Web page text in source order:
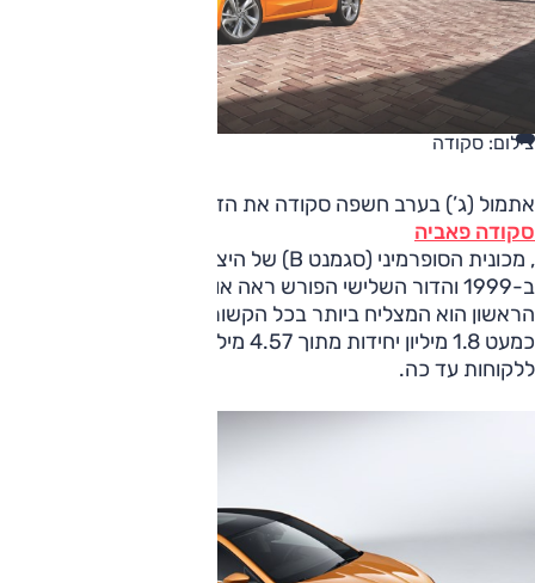
צילום: סקודה
אתמול (ג’) בערב חשפה סקודה את הדור הרביעי של
סקודה פאביה
, מכונית הסופרמיני (סגמנט B) של היצרנית. פאביה הושקה
הראשון הוא המצליח ביותר בכל הקשור להיקף המסירות, עם
כמעט 1.8 מיליון יחידות מתוך 4.57 מיליון יחידות שנמסרו
ללקוחות עד כה.